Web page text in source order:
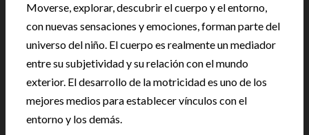
Moverse, explorar, descubrir el cuerpo y el entorno,
con nuevas sensaciones y emociones, forman parte del
universo del niño. El cuerpo es realmente un mediador
entre su subjetividad y su relación con el mundo
exterior. El desarrollo de la motricidad es uno de los
mejores medios para establecer vínculos con el
entorno y los demás.